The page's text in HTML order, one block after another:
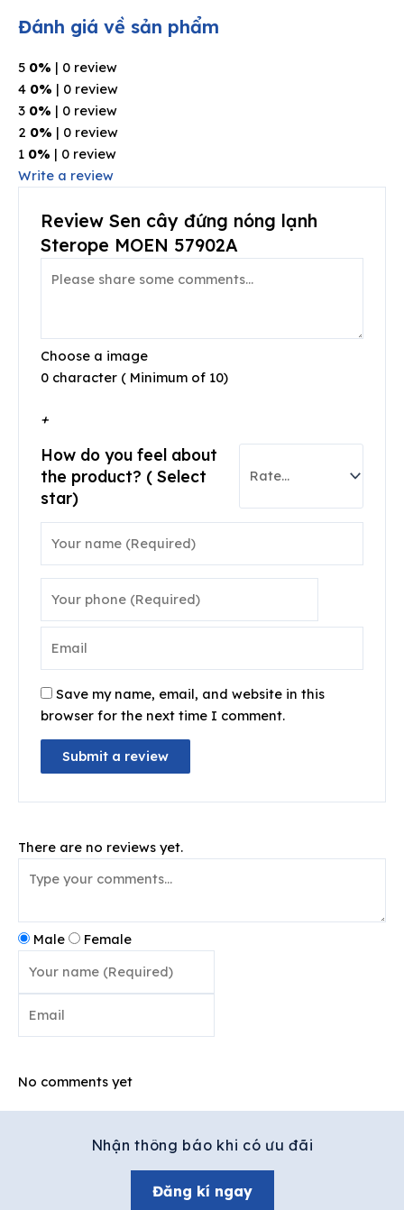
Đánh giá về sản phẩm
5 0% | 0 review
4 0% | 0 review
3 0% | 0 review
2 0% | 0 review
1 0% | 0 review
Write a review
Review Sen cây đứng nóng lạnh
Sterope MOEN 57902A
Choose a image
0 character ( Minimum of 10)
+
How do you feel about
the product? ( Select
star)
Save my name, email, and website in this
browser for the next time I comment.
There are no reviews yet.
Male Female
No comments yet
Nhận thông báo khi có ưu đãi
Đăng kí ngay